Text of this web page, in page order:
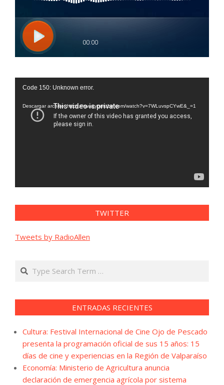
Reproductor
vídeo
Code 150: Unknown error.
Descargar archivo: https://www.youtube.com/watch?v=7WLuvspCYwE&_=1
TWITTER
Tweets by RadioAllen
Search
ENTRADAS RECIENTES
Cultura: Festival Internacional de Cine Ojo de Pescado
presenta la programación oficial de sus 15 años: 15
días de cine y experiencias en la Región de Valparaíso
Economía: Ministerio de Agricultura anuncia
declaración de emergencia agrícola por sistema